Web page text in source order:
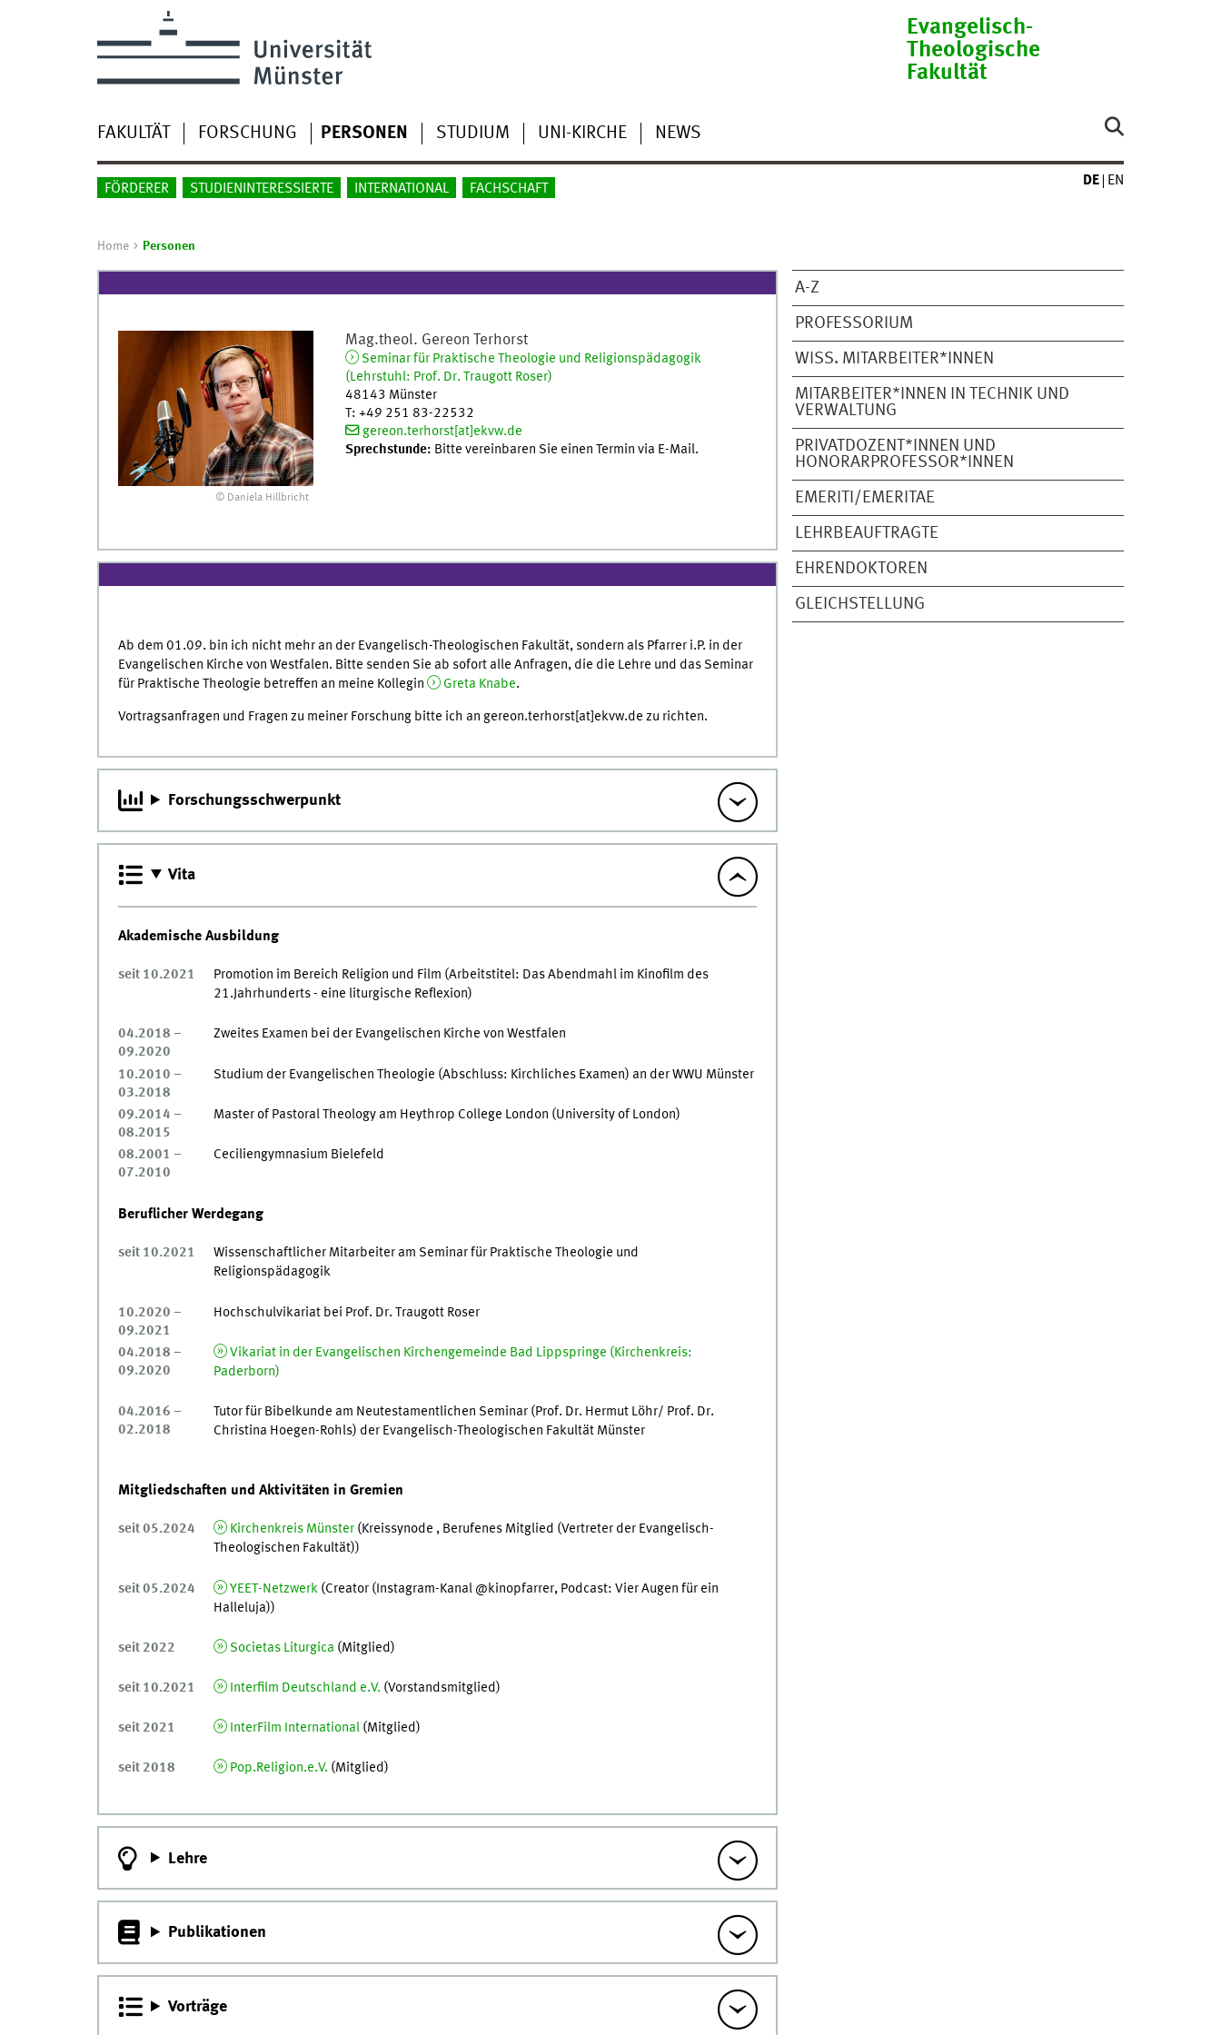
Evangelisch-
Theologische
Fakultät
FAKULTÄT FORSCHUNG PERSONEN STUDIUM UNI-KIRCHE NEWS
FÖRDERER STUDIENINTERESSIERTE INTERNATIONAL FACHSCHAFT
DE EN
Home Personen
A-Z
PROFESSORIUM
WISS. MITARBEITER*INNEN
MITARBEITER*INNEN IN TECHNIK UND
VERWALTUNG
PRIVATDOZENT*INNEN UND
HONORARPROFESSOR*INNEN
EMERITI/EMERITAE
LEHRBEAUFTRAGTE
EHRENDOKTOREN
GLEICHSTELLUNG
© Daniela Hillbricht
Mag.theol. Gereon Terhorst
Seminar für Praktische Theologie und Religionspädagogik
(Lehrstuhl: Prof. Dr. Traugott Roser)
48143 Münster
T: +49 251 83-22532
gereon.terhorst[at]ekvw.de
Sprechstunde: Bitte vereinbaren Sie einen Termin via E-Mail.
Ab dem 01.09. bin ich nicht mehr an der Evangelisch-Theologischen Fakultät, sondern als Pfarrer i.P. in der
Evangelischen Kirche von Westfalen. Bitte senden Sie ab sofort alle Anfragen, die die Lehre und das Seminar
für Praktische Theologie betreffen an meine Kollegin
Greta Knabe.
Vortragsanfragen und Fragen zu meiner Forschung bitte ich an gereon.terhorst[at]ekvw.de zu richten.
Forschungsschwerpunkt
Vita
Akademische Ausbildung
seit 10.2021
Promotion im Bereich Religion und Film (Arbeitstitel: Das Abendmahl im Kinofilm des
21.Jahrhunderts - eine liturgische Reflexion)
04.2018 –
09.2020
Zweites Examen bei der Evangelischen Kirche von Westfalen
10.2010 –
03.2018
Studium der Evangelischen Theologie (Abschluss: Kirchliches Examen) an der WWU Münster
09.2014 –
08.2015
Master of Pastoral Theology am Heythrop College London (University of London)
08.2001 –
07.2010
Ceciliengymnasium Bielefeld
Beruflicher Werdegang
seit 10.2021
Wissenschaftlicher Mitarbeiter am Seminar für Praktische Theologie und
Religionspädagogik
10.2020 –
09.2021
Hochschulvikariat bei Prof. Dr. Traugott Roser
04.2018 –
09.2020
Vikariat in der Evangelischen Kirchengemeinde Bad Lippspringe (Kirchenkreis:
Paderborn)
04.2016 –
02.2018
Tutor für Bibelkunde am Neutestamentlichen Seminar (Prof. Dr. Hermut Löhr/ Prof. Dr.
Christina Hoegen-Rohls) der Evangelisch-Theologischen Fakultät Münster
Mitgliedschaften und Aktivitäten in Gremien
seit 05.2024 Kirchenkreis Münster (Kreissynode , Berufenes Mitglied (Vertreter der Evangelisch-
Theologischen Fakultät))
seit 05.2024 YEET-Netzwerk (Creator (Instagram-Kanal @kinopfarrer, Podcast: Vier Augen für ein
Halleluja))
seit 2022 Societas Liturgica (Mitglied)
seit 10.2021 Interfilm Deutschland e.V. (Vorstandsmitglied)
seit 2021 InterFilm International (Mitglied)
seit 2018 Pop.Religion.e.V. (Mitglied)
Lehre
Publikationen
Vorträge